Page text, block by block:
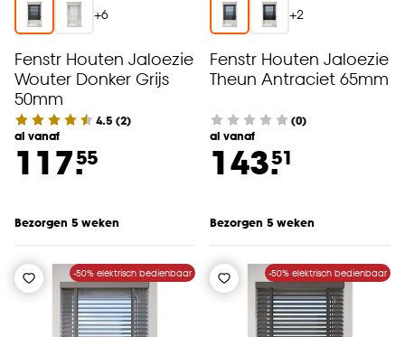
+6
Fenstr Houten Jaloezie
Wouter Donker Grijs
50mm
4.5 (2)
al vanaf
117.55
Bezorgen 5 weken
+2
Fenstr Houten Jaloezie
Theun Antraciet 65mm
(0)
al vanaf
143.51
Bezorgen 5 weken
-50% elektrisch bedienbaar -50% elektrisch bedienbaar